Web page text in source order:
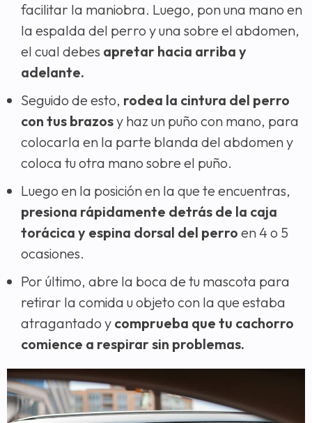
facilitar la maniobra. Luego, pon una mano en
la espalda del perro y una sobre el abdomen,
el cual debes apretar hacia arriba y
adelante.
Seguido de esto, rodea la cintura del perro
con tus brazosy haz un puño con mano, para
colocarla en la parte blanda del abdomen y
coloca tu otra mano sobre el puño.
Luego en la posición en la que te encuentras,
presiona rápidamente detrás de la caja
torácica y espina dorsal del perro en 4 o 5
ocasiones.
Por último, abre la boca de tu mascota para
retirar la comida u objeto con la que estaba
atragantado y comprueba que tu cachorro
comience a respirar sin problemas.